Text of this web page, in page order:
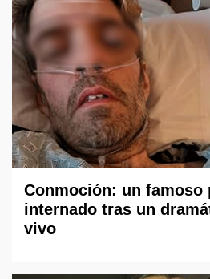
Conmoción: un famoso
internado tras un
vivo